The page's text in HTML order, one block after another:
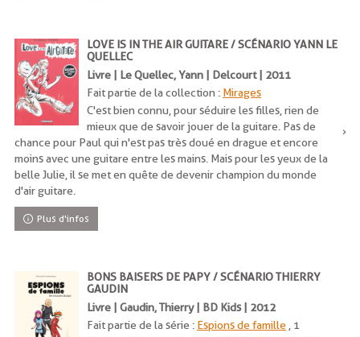
LOVE IS IN THE AIR GUITARE / SCÉNARIO YANN LE
QUELLEC
Livre | Le Quellec, Yann | Delcourt | 2011
Fait partie de la collection : Mirages
C'est bien connu, pour séduire les filles, rien de
mieux que de savoir jouer de la guitare. Pas de
chance pour Paul qui n'est pas très doué en drague et encore
moins avec une guitare entre les mains. Mais pour les yeux de la
belle Julie, il se met en quête de devenir champion du monde
d'air guitare.
Plus d'infos
BONS BAISERS DE PAPY / SCÉNARIO THIERRY
GAUDIN
Livre | Gaudin, Thierry | BD Kids | 2012
Fait partie de la série : Espions de famille , 1